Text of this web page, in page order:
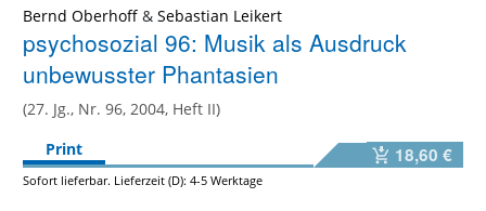
Bernd Oberhoff & Sebastian Leikert
psychosozial 96: Musik als Ausdruck
unbewusster Phantasien
(27. Jg., Nr. 96, 2004, Heft II)
Print
18,60 €
Sofort lieferbar. Lieferzeit (D): 4-5 Werktage